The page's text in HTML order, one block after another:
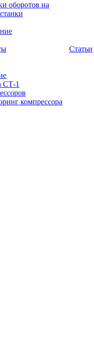
оборотов на
СТ-1
компрессора
Статьи